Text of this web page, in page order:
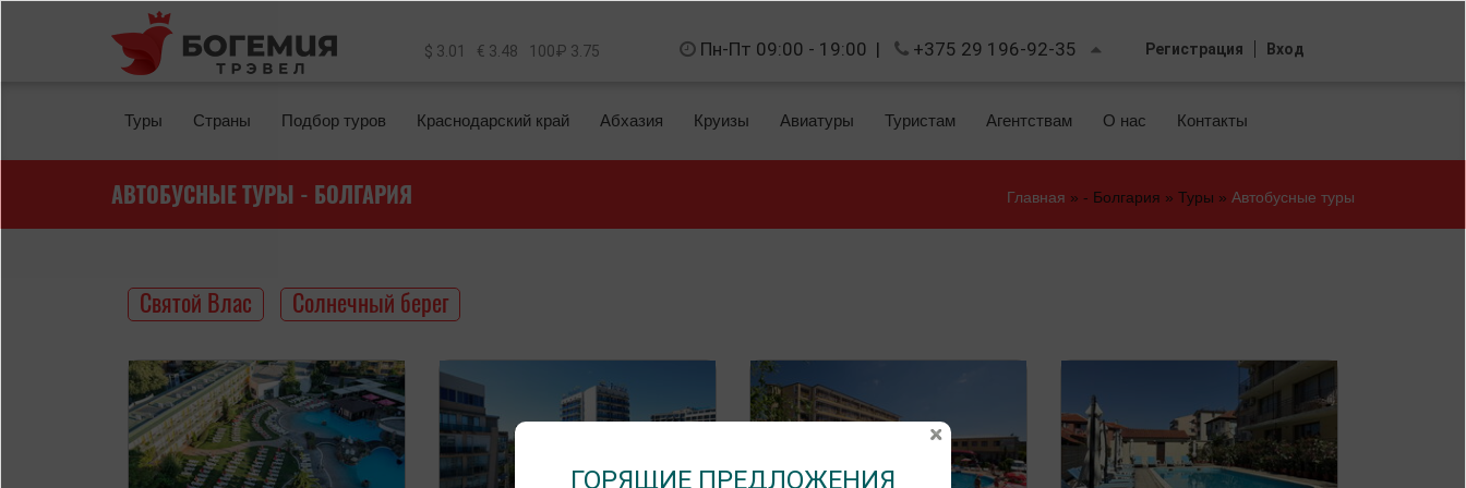
Перейти к основному содержанию
$ 3.01 € 3.48 100₽ 3.75 Пн-Пт 09:00 - 19:00 | +375 29 196-92-35 Регистрация Вход
Туры Страны Подбор туров Краснодарский край Абхазия Круизы Авиатуры Туристам Агентствам О нас Контакты
АВТОБУСНЫЕ ТУРЫ - БОЛГАРИЯ Главная » - Болгария » Туры » Автобусные туры
Святой Влас Солнечный берег
ГОРЯЩИЕ ПРЕДЛОЖЕНИЯ